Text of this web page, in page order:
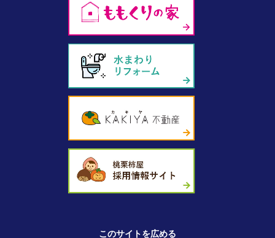
このサイトを広める